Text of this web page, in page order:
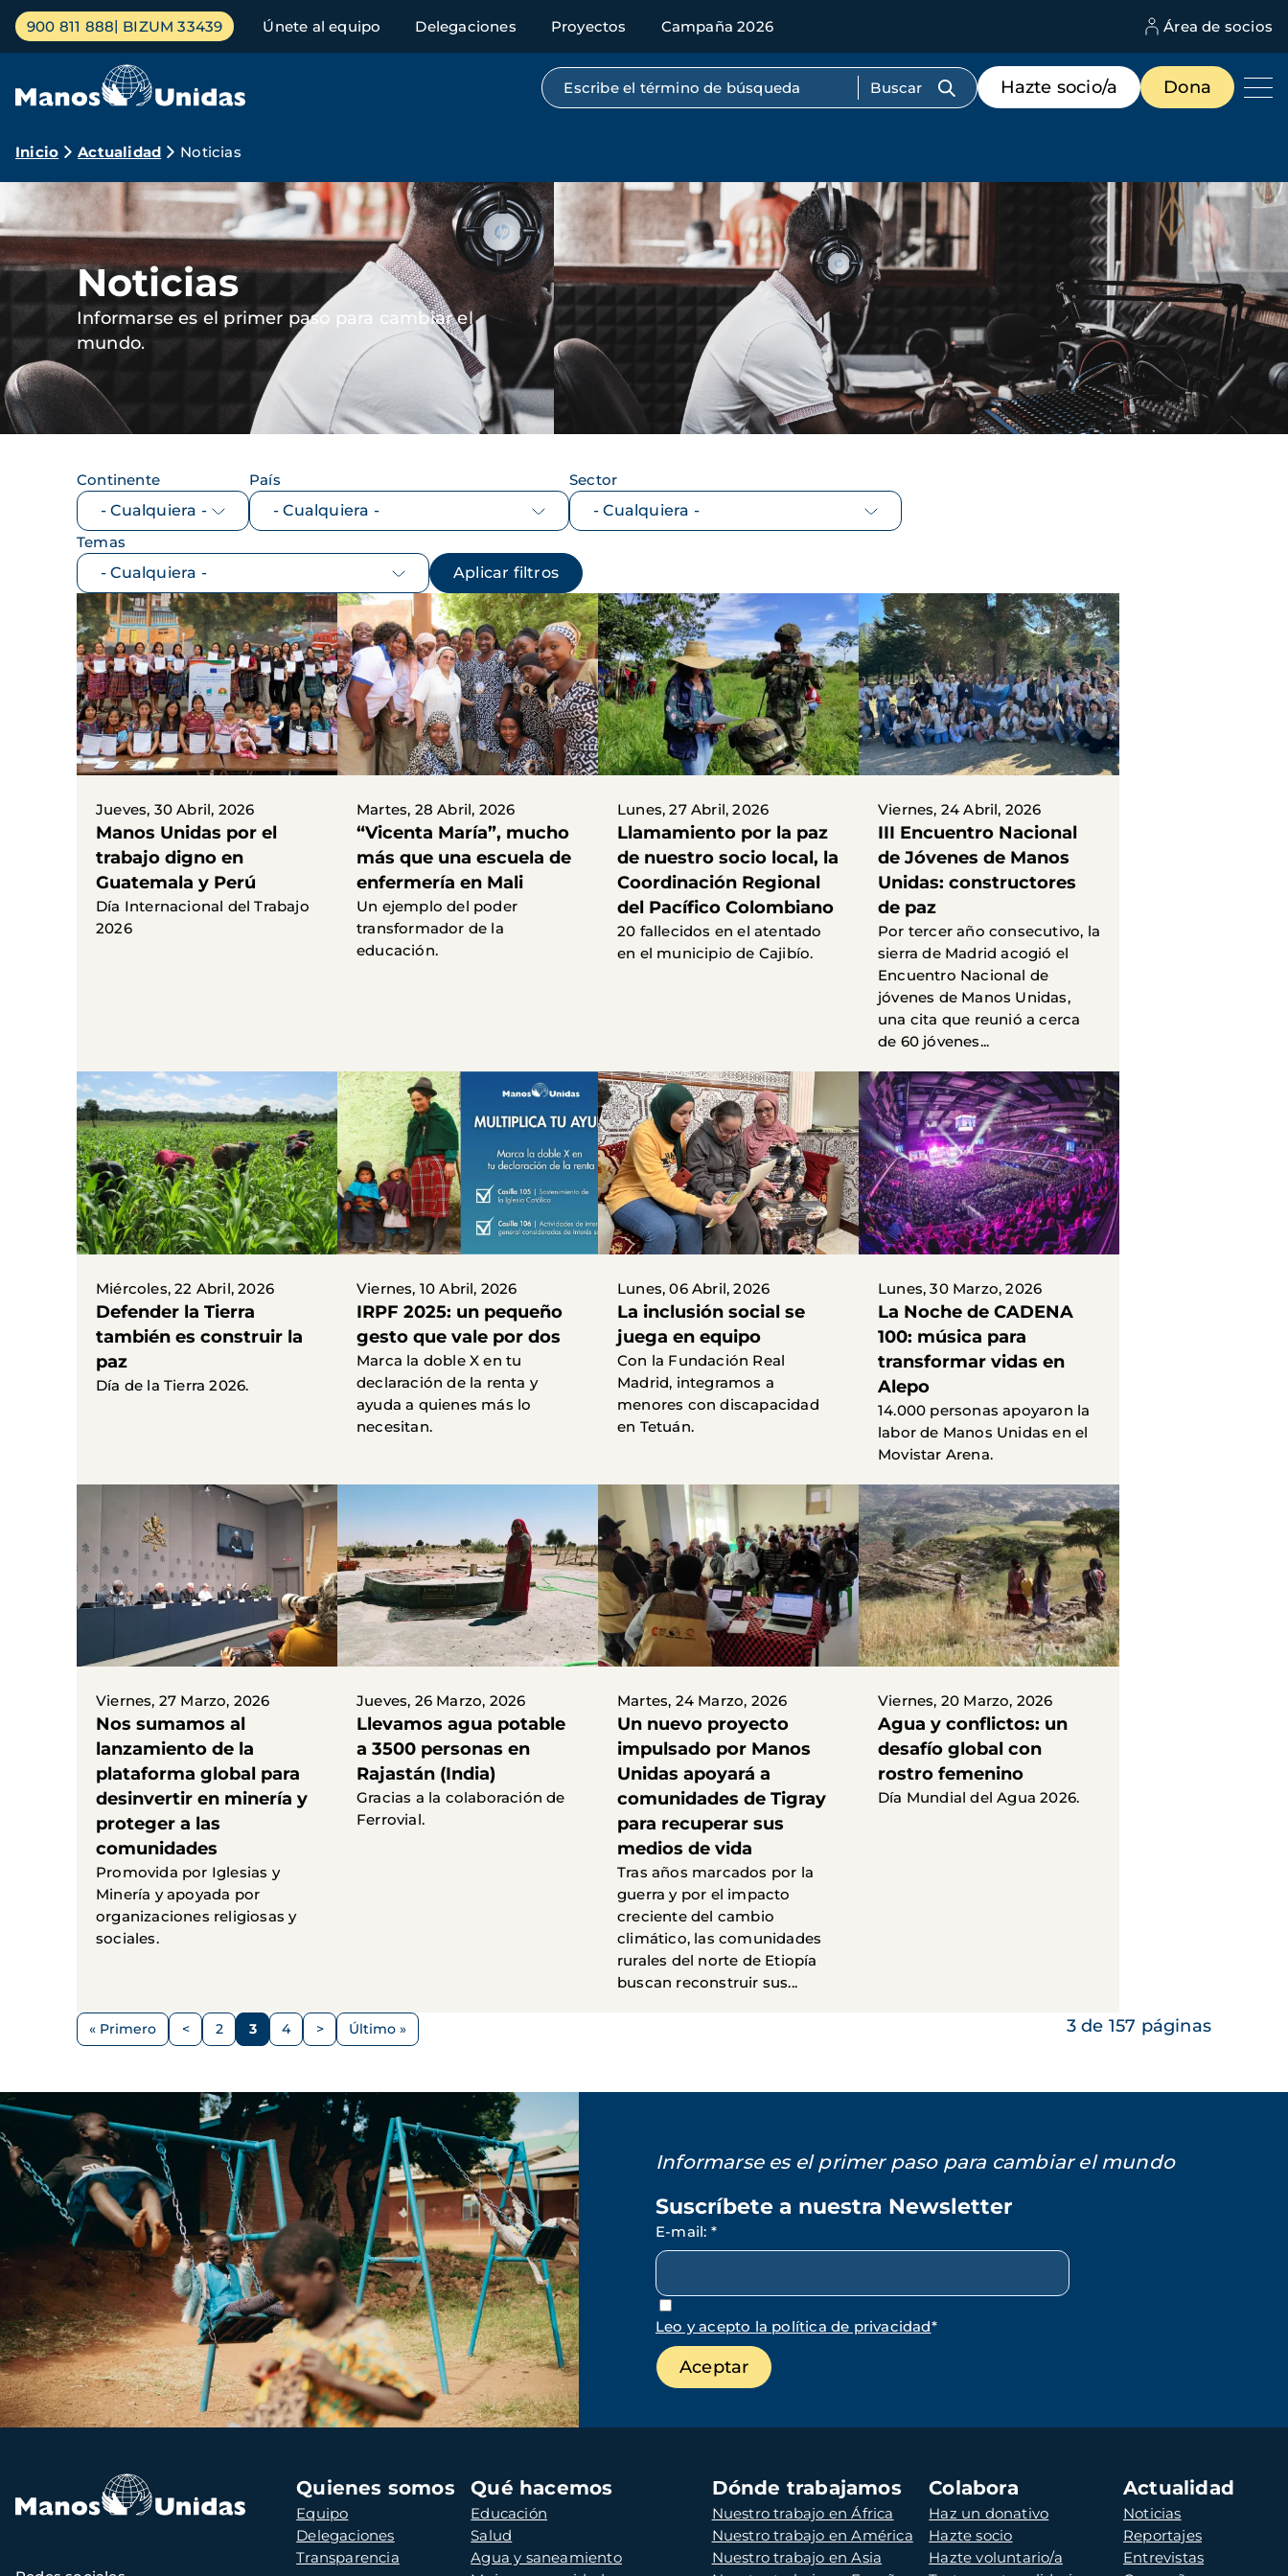
Pasar
contenido
Menú
principal
900 811 888 BIZUM 33439 Únete al equipo Delegaciones Proyectos Campaña 2026 Área de socios
Búsqueda por texto completo
Menú
de
destacados
Hazte socio/a Dona
Ruta
de
navegación
Inicio Actualidad Noticias
Imagen Imagen
Noticias
Informarse es el primer paso para cambiar el
mundo.
Continente País Sector
Temas
Jueves, 30 Abril, 2026
Manos Unidas por el
trabajo digno en
Guatemala y Perú
Día Internacional del Trabajo
2026
Martes, 28 Abril, 2026
“Vicenta María”, mucho
más que una escuela de
enfermería en Mali
Un ejemplo del poder
transformador de la
educación.
Lunes, 27 Abril, 2026
Llamamiento por la paz
de nuestro socio local, la
Coordinación Regional
del Pacífico Colombiano
20 fallecidos en el atentado
en el municipio de Cajibío.
Viernes, 24 Abril, 2026
III Encuentro Nacional
de Jóvenes de Manos
Unidas: constructores
de paz
Por tercer año consecutivo, la
sierra de Madrid acogió el
Encuentro Nacional de
jóvenes de Manos Unidas,
una cita que reunió a cerca
de 60 jóvenes...
Miércoles, 22 Abril, 2026
Defender la Tierra
también es construir la
paz
Día de la Tierra 2026.
Viernes, 10 Abril, 2026
IRPF 2025: un pequeño
gesto que vale por dos
Marca la doble X en tu
declaración de la renta y
ayuda a quienes más lo
necesitan.
Lunes, 06 Abril, 2026
La inclusión social se
juega en equipo
Con la Fundación Real
Madrid, integramos a
menores con discapacidad
en Tetuán.
Lunes, 30 Marzo, 2026
La Noche de CADENA
100: música para
transformar vidas en
Alepo
14.000 personas apoyaron la
labor de Manos Unidas en el
Movistar Arena.
Viernes, 27 Marzo, 2026
Nos sumamos al
lanzamiento de la
plataforma global para
desinvertir en minería y
proteger a las
comunidades
Promovida por Iglesias y
Minería y apoyada por
organizaciones religiosas y
sociales.
Jueves, 26 Marzo, 2026
Llevamos agua potable
a 3500 personas en
Rajastán (India)
Gracias a la colaboración de
Ferrovial.
Martes, 24 Marzo, 2026
Un nuevo proyecto
impulsado por Manos
Unidas apoyará a
comunidades de Tigray
para recuperar sus
medios de vida
Tras años marcados por la
guerra y por el impacto
creciente del cambio
climático, las comunidades
rurales del norte de Etiopía
buscan reconstruir sus...
Viernes, 20 Marzo, 2026
Agua y conflictos: un
desafío global con
rostro femenino
Día Mundial del Agua 2026.
Paginación
Primera
« Primero
Página
< Página
2 Página
3 Página
4
Siguiente
>
Última
Último » 3 de 157 páginas
Informarse es el primer paso para cambiar el mundo
Suscríbete a nuestra Newsletter
E-mail: *
Leo y acepto la política de privacidad*
Navegación
principal
Quienes somos
Equipo
Delegaciones
Transparencia
Qué hacemos
Educación
Salud
Agua y saneamiento
Dónde trabajamos
Nuestro trabajo en África
Nuestro trabajo en América
Nuestro trabajo en Asia
Colabora
Haz un donativo
Hazte socio
Hazte voluntario/a
Actualidad
Noticias
Reportajes
Entrevistas